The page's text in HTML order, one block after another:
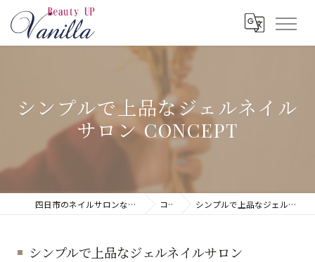
シンプルで上品なジェルネイル
サロン CONCEPT
四日市のネイルサロンならネイルサロン Vanilla コラム シンプルで上品なジェルネイルサロン CONCEPT
シンプルで上品なジェルネイルサロン